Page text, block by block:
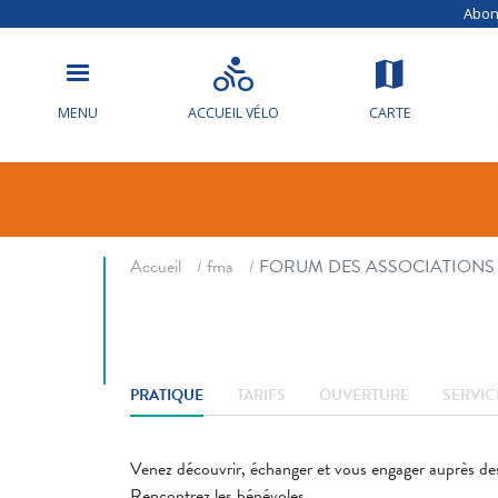
MENU ACCUEIL VÉLO CARTE
FORUM
Accueil fma FORUM DES ASSOCIATIONS
PRATIQUE TARIFS OUVERTURE
Venez découvrir, échanger et vous engager auprès